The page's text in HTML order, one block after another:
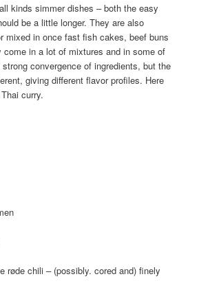
kinds simmer dishes – both the easy
be a little longer. They are also
mixed in once fast fish cakes, beef buns
come in a lot of mixtures and in some of
convergence of ingredients, but the
giving different flavor profiles. Here
curry.
røde chili – (possibly. cored and) finely